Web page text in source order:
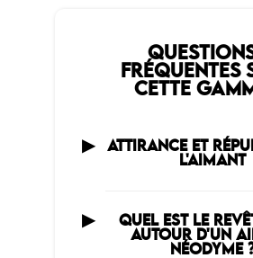
FRÉQUENTES
CETTE
ATTIRANCE ET
L'AIMANT
QUEL EST LE
AUTOUR D'UN
NÉODYME